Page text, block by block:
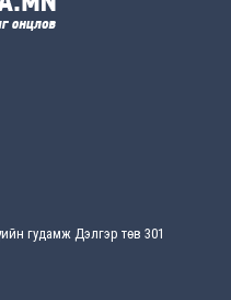
үнэлж, хэрэгжилтээ
гудамж Дэлгэр төв 301